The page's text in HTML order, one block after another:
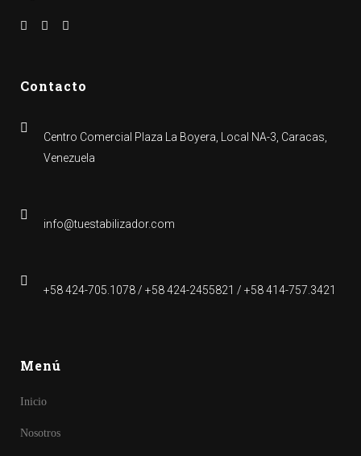
Contacto
Centro Comercial Plaza La Boyera, Local NA-3, Caracas,
Venezuela
info@tuestabilizador.com
+58 424-705.1078 / +58 424-2455821 / +58 414-757.3421
Menú
Inicio
Nosotros